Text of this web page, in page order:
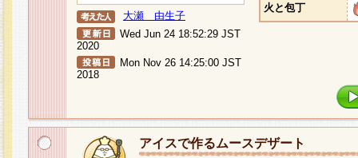
大瀬 由生子
Wed Jun 24 18:52:29 JST
2020
Mon Nov 26 14:25:00 JST
2018
火と包丁
アイスで作るムースデザート